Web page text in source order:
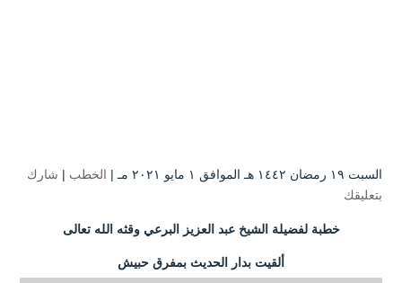
السبت ۱۹ رمضان ۱٤٤۲ هـ الموافق ۱ مايو ۲۰۲۱ مـ | الخطب | شارك
بتعليقك
خطبة لفضيلة الشيخ عبد العزيز البرعي وقثه الله تعالى
ألقيت بدار الحديث بمفرق حبيش